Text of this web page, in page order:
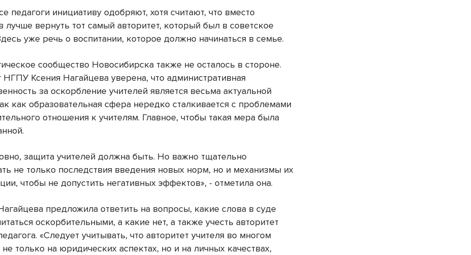
педагоги инициативу одобряют, хотя считают, что вместо
лучше вернуть тот самый авторитет, который был в советское
уже речь о воспитании, которое должно начинаться в семье.
сообщество Новосибирска также не осталось в стороне.
НГПУ Ксения Нагайцева уверена, что административная
за оскорбление учителей является весьма актуальной
как образовательная сфера нередко сталкивается с проблемами
отношения к учителям. Главное, чтобы такая мера была
защита учителей должна быть. Но важно тщательно
не только последствия введения новых норм, но и механизмы их
чтобы не допустить негативных эффектов», - отметила она.
предложила ответить на вопросы, какие слова в суде
оскорбительными, а какие нет, а также учесть авторитет
«Следует учитывать, что авторитет учителя во многом
не только на юридических аспектах, но и на личных качествах,